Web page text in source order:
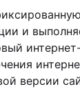
и
версии